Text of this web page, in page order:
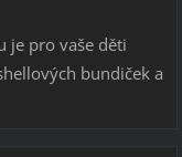
je pro vaše děti
bundiček a